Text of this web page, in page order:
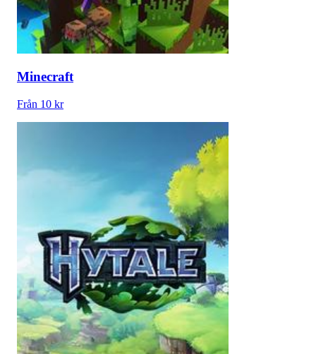
Minecraft
Från 10 kr